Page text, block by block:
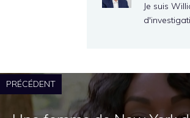
Je suis
PRÉCÉDENT